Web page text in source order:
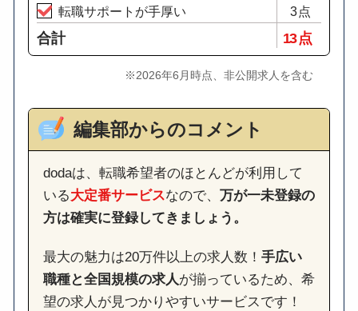
転職サポートが手厚い 3点
合計 13 点
※2026年6月時点、非公開求人を含む
編集部からのコメント
dodaは、転職希望者のほとんどが利用して
いる大定番サービスなので、 万が一未登録の
方は確実に登録してきましょう。
最大の魅力は20万件以上の求人数！ 手広い
職種と全国規模の求人が揃っているため、希
望の求人が見つかりやすいサービスです！